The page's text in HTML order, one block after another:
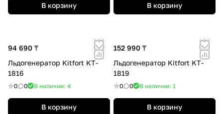
В корзину В корзину
94 690 ₸
Льдогенератор Kitfort KT-
1816
0 0 В наличии: 4
В корзину
152 990 ₸
Льдогенератор Kitfort KT-
1819
0 0 В наличии: 1
В корзину